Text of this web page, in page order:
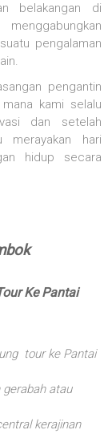
belakangan di
pengalaman
pengantin
kami selalu
dan setelah
merayakan hari
hidup secara
Ke Pantai
tour ke Pantai
gerabah atau
kerajinan